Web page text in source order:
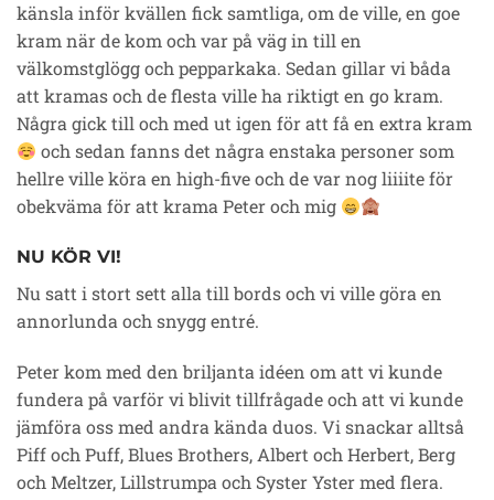
känsla inför kvällen fick samtliga, om de ville, en goe
kram när de kom och var på väg in till en
välkomstglögg och pepparkaka. Sedan gillar vi båda
att kramas och de flesta ville ha riktigt en go kram.
Några gick till och med ut igen för att få en extra kram
och sedan fanns det några enstaka personer som
hellre ville köra en high-five och de var nog liiiite för
obekväma för att krama Peter och mig
NU KÖR VI!
Nu satt i stort sett alla till bords och vi ville göra en
annorlunda och snygg entré.
Peter kom med den briljanta idéen om att vi kunde
fundera på varför vi blivit tillfrågade och att vi kunde
jämföra oss med andra kända duos. Vi snackar alltså
Piff och Puff, Blues Brothers, Albert och Herbert, Berg
och Meltzer, Lillstrumpa och Syster Yster med flera.